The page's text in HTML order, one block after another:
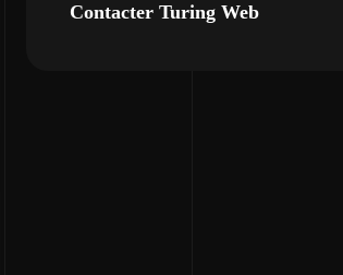
Contacter Turing Web